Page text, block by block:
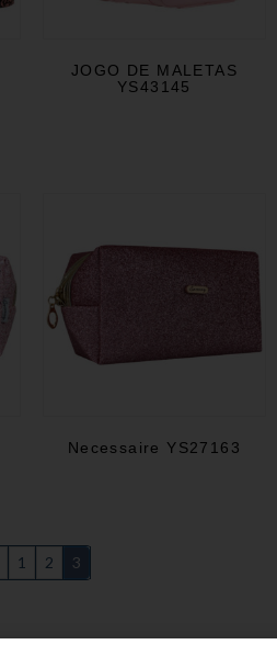
JOGO DE MALETAS
YS43145
Necessaire YS27163
1 2 3